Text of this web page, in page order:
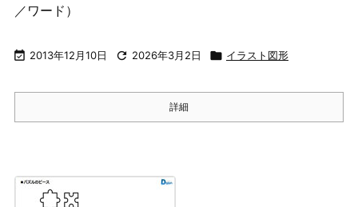
／ワード）
 2013年12月10日  2026年3月2日  イラスト図形
詳細